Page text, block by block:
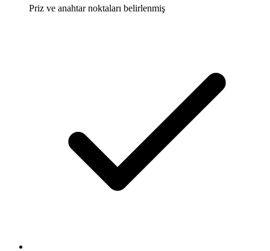
Priz ve anahtar noktaları belirlenmiş